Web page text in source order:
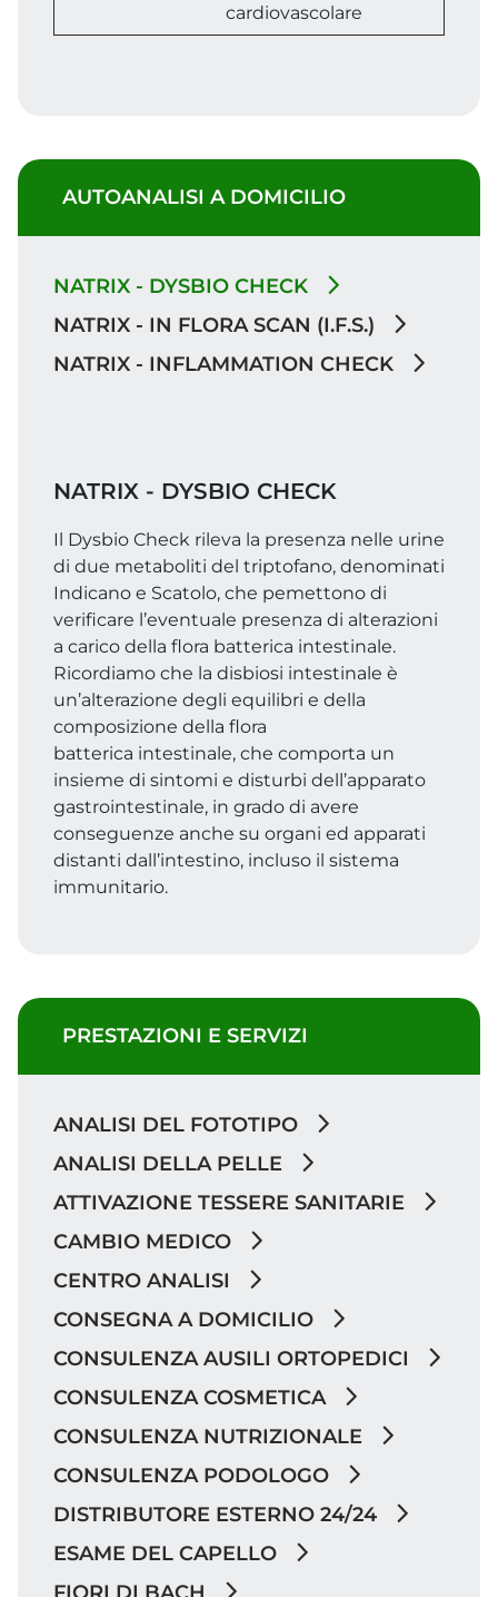
cardiovascolare
AUTOANALISI A DOMICILIO
NATRIX - DYSBIO CHECK
NATRIX - IN FLORA SCAN (I.F.S.)
NATRIX - INFLAMMATION CHECK
NATRIX - DYSBIO CHECK
Il Dysbio Check rileva la presenza nelle urine
di due metaboliti del triptofano, denominati
Indicano e Scatolo, che pemettono di
verificare l’eventuale presenza di alterazioni
a carico della flora batterica intestinale.
Ricordiamo che la disbiosi intestinale è
un’alterazione degli equilibri e della
composizione della flora
batterica intestinale, che comporta un
insieme di sintomi e disturbi dell’apparato
gastrointestinale, in grado di avere
conseguenze anche su organi ed apparati
distanti dall’intestino, incluso il sistema
immunitario.
PRESTAZIONI E SERVIZI
ANALISI DEL FOTOTIPO
ANALISI DELLA PELLE
ATTIVAZIONE TESSERE SANITARIE
CAMBIO MEDICO
CENTRO ANALISI
CONSEGNA A DOMICILIO
CONSULENZA AUSILI ORTOPEDICI
CONSULENZA COSMETICA
CONSULENZA NUTRIZIONALE
CONSULENZA PODOLOGO
DISTRIBUTORE ESTERNO 24/24
ESAME DEL CAPELLO